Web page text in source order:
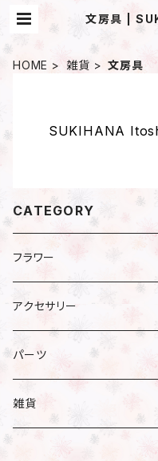
文房具 |
HOME 雑貨 文房具
SUKIHANA
CATEGORY
フラワー
プリザーブドフラワー
アジサイ
小分け
ドライフラワー
ハーバリウム
アクセサリー
ピアス
ピアス／イヤリング
パーツ
瓶
ハーバリウムオイル
雑貨